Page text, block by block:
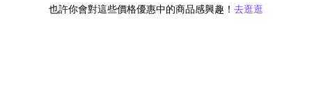
也許你會對這些價格優惠中的商品感興趣！ 去逛逛